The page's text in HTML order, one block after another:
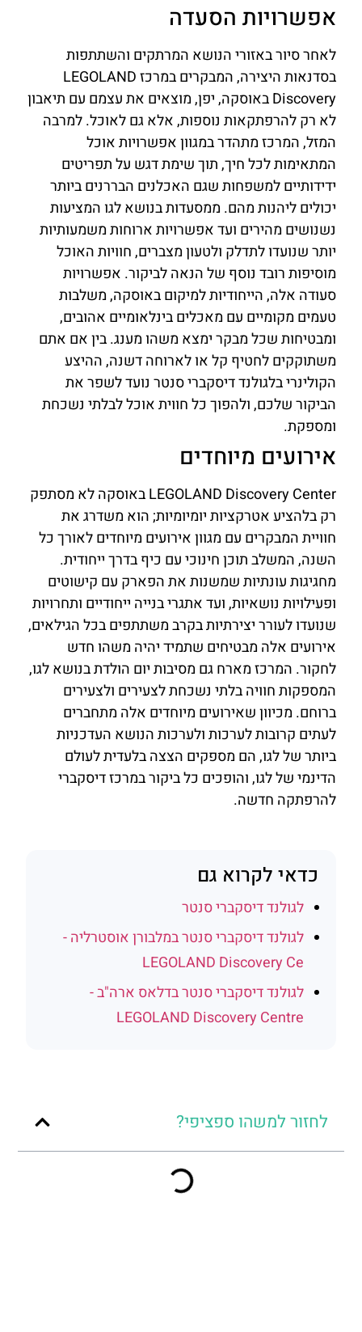
אפשרויות הסעדה
לאחר סיור באזורי הנושא המרתקים והשתתפות
בסדנאות היצירה, המבקרים במרכז LEGOLAND
Discovery באוסקה, יפן, מוצאים את עצמם עם תיאבון
לא רק להרפתקאות נוספות, אלא גם לאוכל. למרבה
המזל, המרכז מתהדר במגוון אפשרויות אוכל
המתאימות לכל חיך, תוך שימת דגש על תפריטים
ידידותיים למשפחות שגם האכלנים הבררנים ביותר
יכולים ליהנות מהם. ממסעדות בנושא לגו המציעות
נשנושים מהירים ועד אפשרויות ארוחות משמעותיות
יותר שנועדו לתדלק ולטעון מצברים, חוויות האוכל
מוסיפות רובד נוסף של הנאה לביקור. אפשרויות
סעודה אלה, הייחודיות למיקום באוסקה, משלבות
טעמים מקומיים עם מאכלים בינלאומיים אהובים,
ומבטיחות שכל מבקר ימצא משהו מענג. בין אם אתם
משתוקקים לחטיף קל או לארוחה דשנה, ההיצע
הקולינרי בלגולנד דיסקברי סנטר נועד לשפר את
הביקור שלכם, ולהפוך כל חווית אוכל לבלתי נשכחת
ומספקת.
אירועים מיוחדים
LEGOLAND Discovery Center באוסקה לא מסתפק
רק בלהציע אטרקציות יומיומיות; הוא משדרג את
חוויית המבקרים עם מגוון אירועים מיוחדים לאורך כל
השנה, המשלב תוכן חינוכי עם כיף בדרך ייחודית.
מחגיגות עונתיות שמשנות את הפארק עם קישוטים
ופעילויות נושאיות, ועד אתגרי בנייה ייחודיים ותחרויות
שנועדו לעורר יצירתיות בקרב משתתפים בכל הגילאים,
אירועים אלה מבטיחים שתמיד יהיה משהו חדש
לחקור. המרכז מארח גם מסיבות יום הולדת בנושא לגו,
המספקות חוויה בלתי נשכחת לצעירים ולצעירים
ברוחם. מכיוון שאירועים מיוחדים אלה מתחברים
לעתים קרובות לערכות ולערכות הנושא העדכניות
ביותר של לגו, הם מספקים הצצה בלעדית לעולם
הדינמי של לגו, והופכים כל ביקור במרכז דיסקברי
להרפתקה חדשה.
כדאי לקרוא גם
לגולנד דיסקברי סנטר
לגולנד דיסקברי סנטר במלבורן אוסטרליה -
LEGOLAND Discovery Ce
לגולנד דיסקברי סנטר בדלאס ארה"ב -
LEGOLAND Discovery Centre
לחזור למשהו ספציפי?